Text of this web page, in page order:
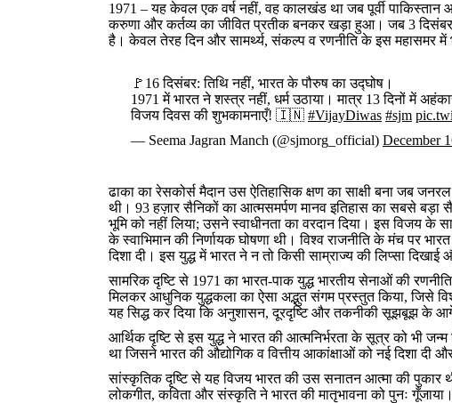
1971 – यह केवल एक वर्ष नहीं, वह कालखंड था जब पूर्वी पाकिस्तान
करुणा और कर्तव्य का जीवित प्रतीक बनकर खड़ा हुआ। जब 3 दिसंबर
है। केवल तेरह दिन और सामर्थ्य, संकल्प व रणनीति के इस महासमर में
🚩16 दिसंबर: तिथि नहीं, भारत के पौरुष का उद्घोष।
1971 में भारत ने शस्त्र नहीं, धर्म उठाया। मात्र 13 दिनों में
विजय दिवस की शुभकामनाएँ! 🇮🇳 #VijayDiwas #sjm
— Seema Jagran Manch (@sjmorg_official) December
ढाका का रेसकोर्स मैदान उस ऐतिहासिक क्षण का साक्षी बना जब
थी। 93 हज़ार सैनिकों का आत्मसमर्पण मानव इतिहास का सबसे बड़ा
भूमि को नहीं लिया; उसने स्वाधीनता का वरदान दिया। इस विजय
के स्वाभिमान की निर्णायक घोषणा थी। विश्व राजनीति के मंच पर
दिशा दी। इस युद्ध में भारत ने न तो किसी साम्राज्य की लिप्सा
सामरिक दृष्टि से 1971 का भारत-पाक युद्ध भारतीय सेनाओं की
मिलकर आधुनिक युद्धकला का ऐसा अद्भुत संगम प्रस्तुत किया, जिसे
यह सिद्ध कर दिया कि अनुशासन, दूरदृष्टि और तकनीकी सूझबूझ के
आर्थिक दृष्टि से इस युद्ध ने भारत की आत्मनिर्भरता के सूत्र को भी
था जिसने भारत की औद्योगिक व वित्तीय आकांक्षाओं को नई दिशा दी
सांस्कृतिक दृष्टि से यह विजय भारत की उस सनातन आत्मा की पुकार
लोकगीत, कविता और संस्कृति ने भारत की मातृभावना को पुनः